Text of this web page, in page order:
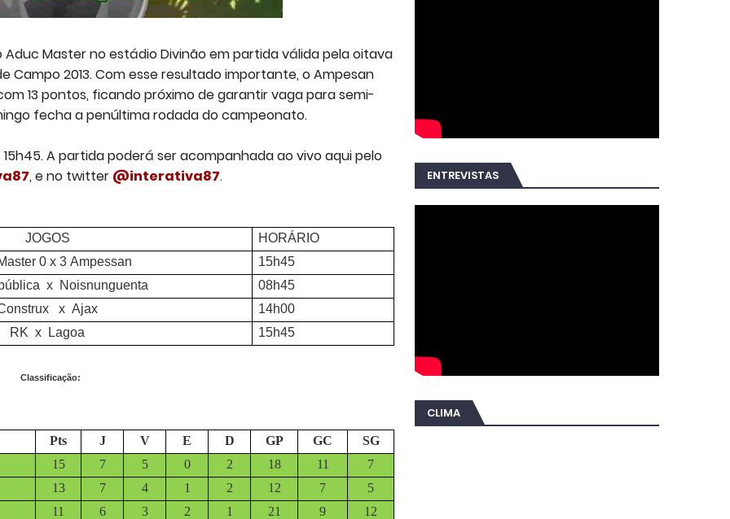
Master no estádio Divinão em partida válida pela oitava
Campo 2013. Com esse resultado importante, o Ampesan
13 pontos, ficando próximo de garantir vaga para semi-
fecha a penúltima rodada do campeonato.
A partida poderá ser acompanhada ao vivo aqui pelo
, e no twitter @interativa87.
JOGOS
HORÁRIO
0 x 3 Ampessan
15h45
x Noisnunguenta
08h45
x Ajax
14h00
RK x Lagoa 15h45
Classificação:
Pts J V E D GP GC
SG
15 7 5 0 2 18 11
7
13 7 4 1 2 12 7
5
11 6 3 2 1 21 9
12
ENTREVISTAS
CLIMA